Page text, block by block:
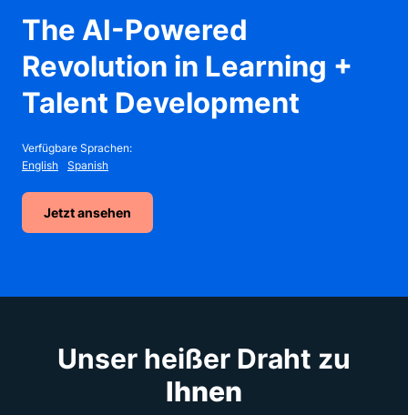
The AI-Powered
Revolution in Learning +
Talent Development
Verfügbare Sprachen:
English
Spanish
Jetzt ansehen
Unser heißer Draht zu
Ihnen